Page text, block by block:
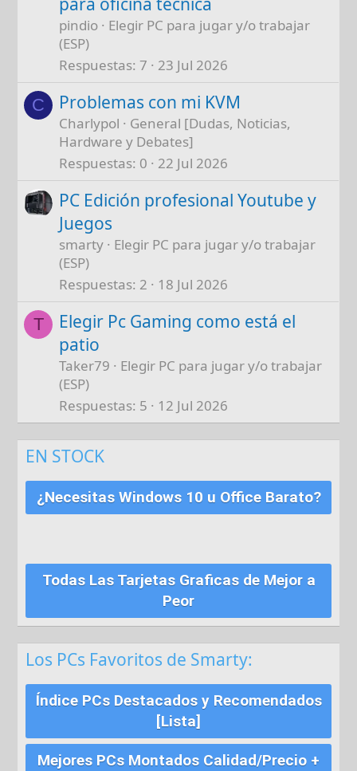
pindio
Elegir PC para jugar y/o trabajar
(ESP)
Respuestas 7 23 Jul 2026
C Problemas con mi KVM
Charlypol
General [Dudas, Noticias,
Hardware y Debates]
Respuestas 0 22 Jul 2026
PC Edición profesional Youtube y
Juegos
smarty
Elegir PC para jugar y/o trabajar
(ESP)
Respuestas 2 18 Jul 2026
T
Elegir Pc Gaming como está el
patio
Taker79
Elegir PC para jugar y/o trabajar
(ESP)
Respuestas 5 12 Jul 2026
EN STOCK
¿Necesitas Windows 10 u Office Barato?
Todas Las Tarjetas Graficas de Mejor a
Peor
Los PCs Favoritos de Smarty:
Índice PCs Destacados y Recomendados
[Lista]
Mejores PCs Montados Calidad/Precio +